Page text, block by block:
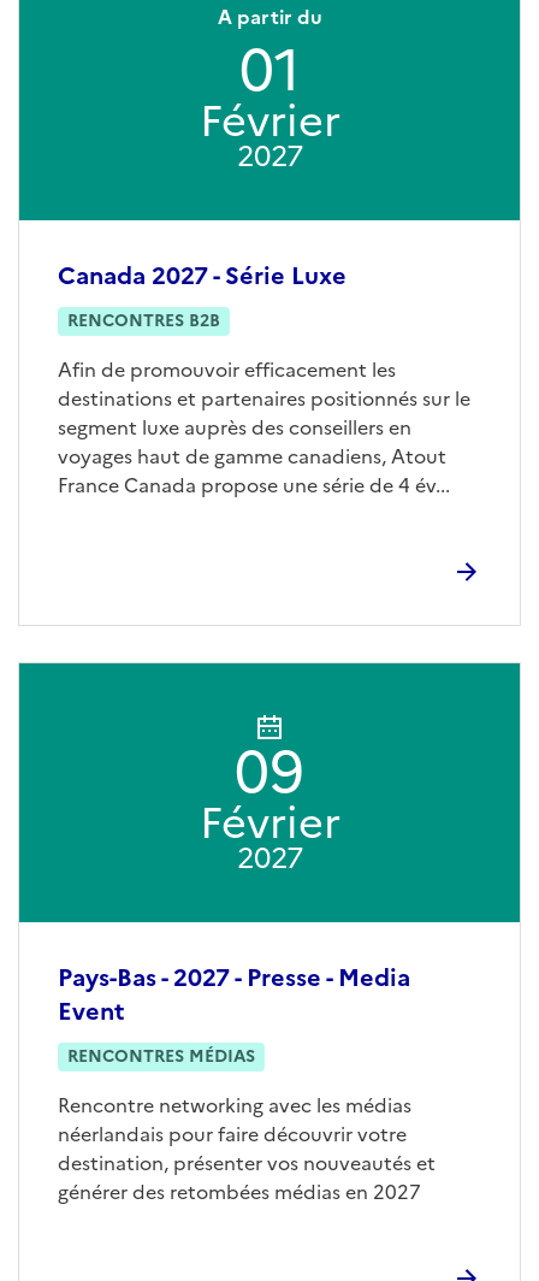
Canada 2027 - Série Luxe
RENCONTRES B2B
Afin de promouvoir efficacement les
destinations et partenaires positionnés sur le
segment luxe auprès des conseillers en
voyages haut de gamme canadiens, Atout
France Canada propose une série de 4 év...
A partir du
01
Février
2027
Pays-Bas - 2027 - Presse - Media
Event
RENCONTRES MÉDIAS
Rencontre networking avec les médias
néerlandais pour faire découvrir votre
destination, présenter vos nouveautés et
générer des retombées médias en 2027
09
Février
2027